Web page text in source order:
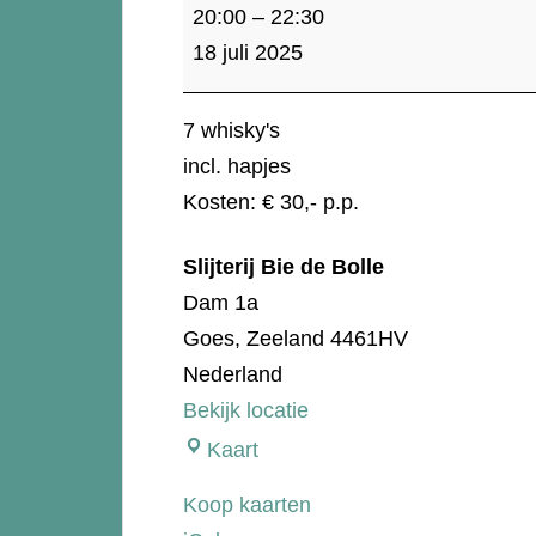
Whisky
proeverij
20:00 – 22:30
18 juli 2025
7 whisky's
incl. hapjes
Kosten: € 30,- p.p.
Slijterij Bie de Bolle
Dam 1a
Goes, Zeeland 4461HV
Nederland
Bekijk locatie
KaartSlijterij
de
Koop kaarten